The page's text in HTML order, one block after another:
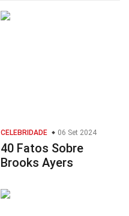
CELEBRIDADE 06 Set 2024
40 Fatos Sobre
Brooks Ayers